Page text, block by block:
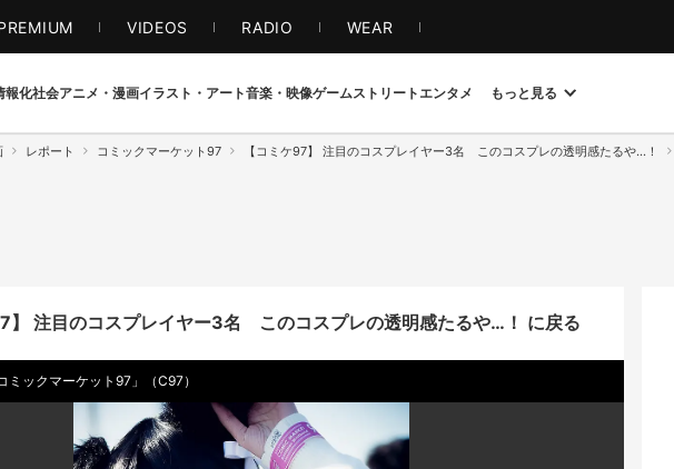
VIDEOS RADIO WEAR
報化社会アニメ・漫画イラスト・アート音楽・映像ゲームストリート エンタメ もっと見る
レポート コミックマーケット97 【コミケ97】 注目のコスプレイヤー3名 このコスプレの透明感たるや…！
】 注目のコスプレイヤー3名 このコスプレの透明感たるや…！ に戻る
ミックマーケット97」（C97）